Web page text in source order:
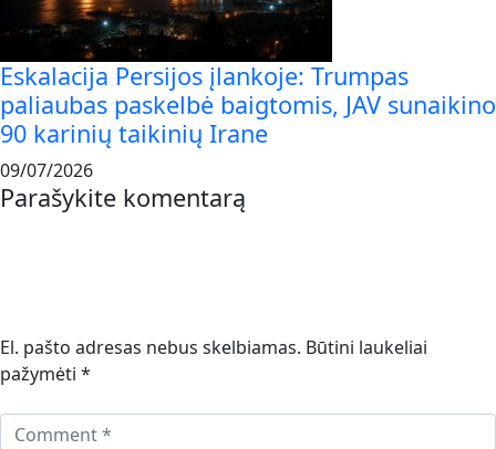
Eskalacija Persijos įlankoje: Trumpas
paliaubas paskelbė baigtomis, JAV sunaikino
90 karinių taikinių Irane
09/07/2026
Parašykite komentarą
El. pašto adresas nebus skelbiamas. Būtini laukeliai
pažymėti *